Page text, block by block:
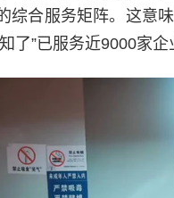
综合服务矩阵。这意
了”已服务近9000家企